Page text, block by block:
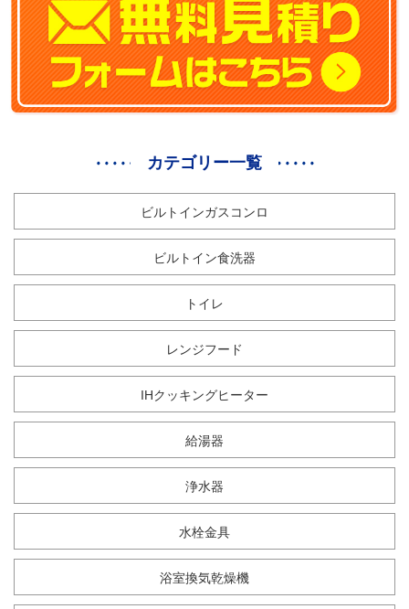
カテゴリー一覧
ビルトインガスコンロ
ビルトイン食洗器
トイレ
レンジフード
IHクッキングヒーター
給湯器
浄水器
水栓金具
浴室換気乾燥機